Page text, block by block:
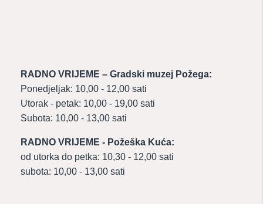
RADNO VRIJEME – Gradski muzej Požega:
Ponedjeljak: 10,00 - 12,00 sati
Utorak - petak: 10,00 - 19,00 sati
Subota: 10,00 - 13,00 sati
RADNO VRIJEME - Požeška Kuća:
od utorka do petka: 10,30 - 12,00 sati
subota: 10,00 - 13,00 sati